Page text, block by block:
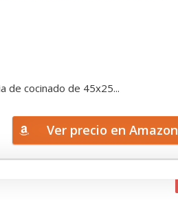
de cocinado de 45x25...
Ver precio en Amazon